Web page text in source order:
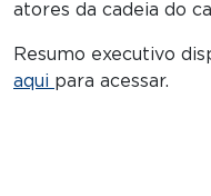
atores da cadeia do
Resumo executivo
aqui para acessar.